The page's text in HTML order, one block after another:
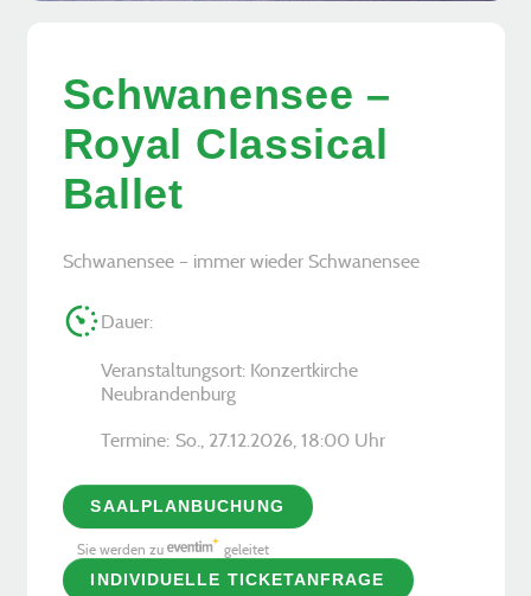
Schwanensee –
Royal Classical
Ballet
Schwanensee – immer wieder Schwanensee
Dauer:
Veranstaltungsort: Konzertkirche
Neubrandenburg
Termine: So., 27.12.2026, ­18:00 Uhr
SAALPLANBUCHUNG
Sie werden zu geleitet
INDIVIDUELLE TICKETANFRAGE